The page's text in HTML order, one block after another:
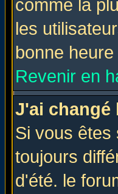
comme la
les
bonne
Revenir en
J'ai changé
Si vous êtes
toujours
d'été. le